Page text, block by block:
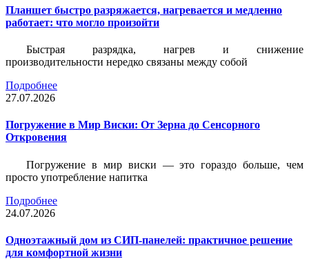
Планшет быстро разряжается, нагревается и медленно
работает: что могло произойти
Быстрая разрядка, нагрев и снижение
производительности нередко связаны между собой
Подробнее
27.07.2026
Погружение в Мир Виски: От Зерна до Сенсорного
Откровения
Погружение в мир виски — это гораздо больше, чем
просто употребление напитка
Подробнее
24.07.2026
Одноэтажный дом из СИП-панелей: практичное решение
для комфортной жизни